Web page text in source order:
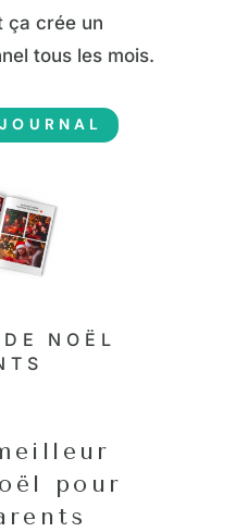
ça crée un
tous les mois.
NOËL
pour